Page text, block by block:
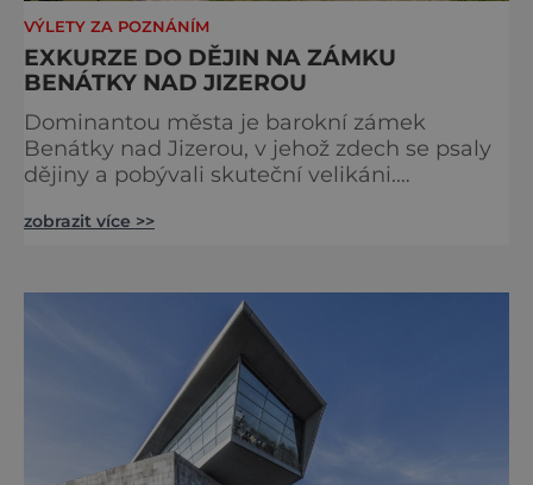
VÝLETY ZA POZNÁNÍM
EXKURZE DO DĚJIN NA ZÁMKU
BENÁTKY NAD JIZEROU
Dominantou města je barokní zámek
Benátky nad Jizerou, v jehož zdech se psaly
dějiny a pobývali skuteční velikáni.
tu prováděl svá slavná astronomická měření
spolupráci s jeho přítelem, slavným Janem
Keplerem. Tímto historickým setkáním je
inspirována i zážitková mobilní detek
zobrazit více >>